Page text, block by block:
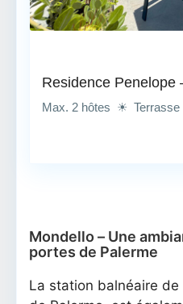
Residence Penelope
Max. 2 hôtes ☀ Terrasse
Mondello – Une
portes de Palerme
La station balnéaire